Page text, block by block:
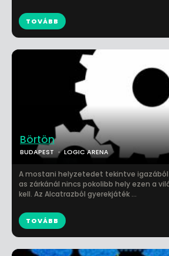
Börtön
BUDAPEST LOGIC ARENA
A mostani helyzetedet tekintve
as zárkánál nincs pokolibb hely ezen a
kell. Az Alcatrazból gyerekjáték ...
TOVÁBB
TOVÁBB